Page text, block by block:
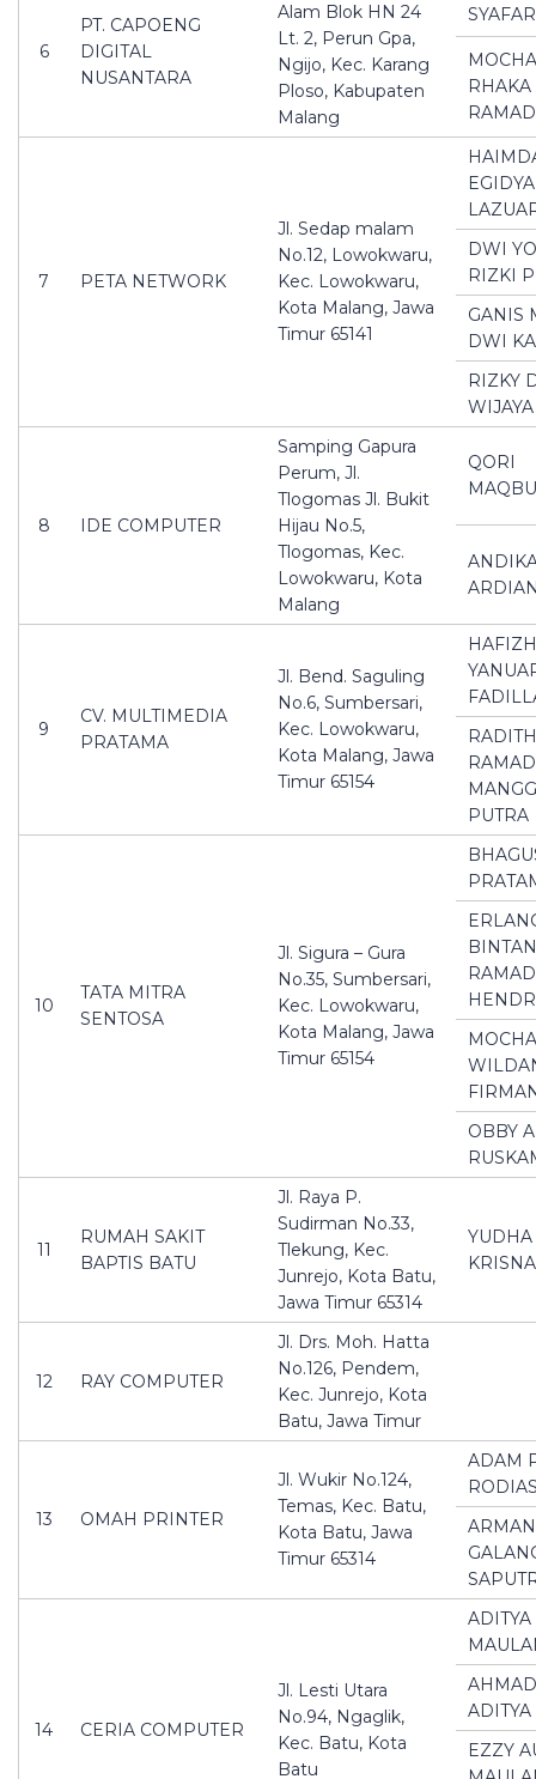
6
PT. CAPOENG
DIGITAL
NUSANTARA
Alam Blok HN 24
Lt. 2, Perun Gpa,
Ngijo, Kec. Karang
Ploso, Kabupaten
Malang
RHAKA
7 PETA NETWORK
Jl. Sedap malam
No.12, Lowokwaru,
Kec. Lowokwaru,
Kota Malang, Jawa
Timur 65141
EGIDYA
DWI
RIZKI
GANIS
DWI
RIZKY
WIJAYA
8 IDE COMPUTER
Samping Gapura
Perum, Jl.
Tlogomas Jl. Bukit
Hijau No.5,
Tlogomas, Kec.
Lowokwaru, Kota
Malang
QORI
9
CV. MULTIMEDIA
PRATAMA
Jl. Bend. Saguling
No.6, Sumbersari,
Kec. Lowokwaru,
Kota Malang, Jawa
Timur 65154
HAFIZH
RADITH
PUTRA
10
TATA MITRA
SENTOSA
Jl. Sigura – Gura
No.35, Sumbersari,
Kec. Lowokwaru,
Kota Malang, Jawa
Timur 65154
OBBY
11
RUMAH SAKIT
BAPTIS BATU
Jl. Raya P.
Sudirman No.33,
Tlekung, Kec.
Junrejo, Kota Batu,
Jawa Timur 65314
12 RAY COMPUTER
Jl. Drs. Moh. Hatta
No.126, Pendem,
Kec. Junrejo, Kota
Batu, Jawa Timur
13 OMAH PRINTER
Jl. Wukir No.124,
Temas, Kec. Batu,
Kota Batu, Jawa
Timur 65314
ADAM
14 CERIA COMPUTER
Jl. Lesti Utara
No.94, Ngaglik,
Kec. Batu, Kota
Batu
ADITYA
ADITYA
EZZY